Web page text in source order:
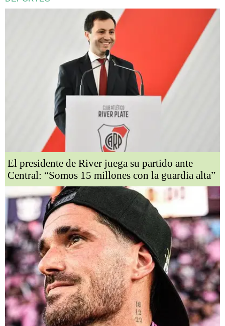
El presidente de River juega su partido ante
Central: “Somos 15 millones con la guardia alta”